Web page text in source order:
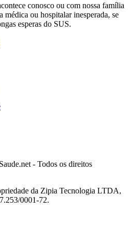
conosco ou com nossa família
médica ou hospitalar inesperada, se
esperas do SUS.
- Todos os direitos
da Zipia Tecnologia LTDA,
0001-72.